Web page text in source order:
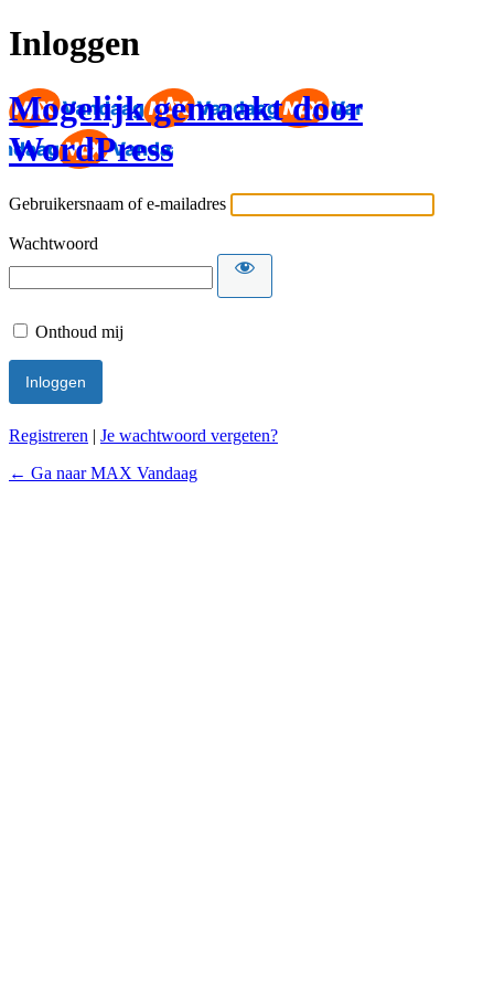
Inloggen
Mogelijk gemaakt door
WordPress
Gebruikersnaam of e-mailadres
Wachtwoord
Onthoud mij
Registreren | Je wachtwoord vergeten?
← Ga naar MAX Vandaag